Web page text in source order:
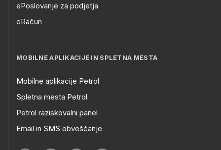
ePoslovanje za podjetja
eRačun
MOBILNE APLIKACIJE IN SPLETNA MESTA
Mobilne aplikacije Petrol
Spletna mesta Petrol
Petrol raziskovalni panel
Email in SMS obveščanje